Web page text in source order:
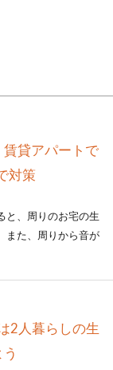
貸アパートで
対策
と、周りのお宅の生
また、周りから音が
2人暮らしの生